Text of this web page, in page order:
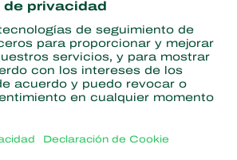
Suscríbase aquí